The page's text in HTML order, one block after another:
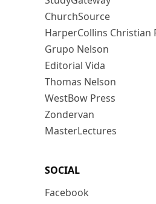
ChurchSource
HarperCollins Christian
Grupo Nelson
Editorial Vida
Thomas Nelson
WestBow Press
Zondervan
MasterLectures
SOCIAL
Facebook